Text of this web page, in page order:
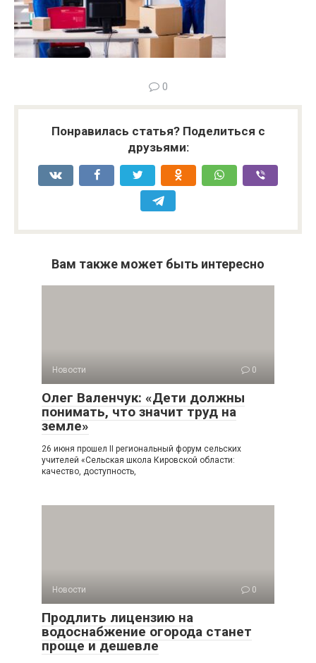
0
Понравилась статья? Поделиться с
друзьями:
Вам также может быть интересно
Новости 0
Олег Валенчук: «Дети должны
понимать, что значит труд на
земле»
26 июня прошел II региональный форум сельских
учителей «Сельская школа Кировской области:
качество, доступность,
Новости 0
Продлить лицензию на
водоснабжение огорода станет
проще и дешевле